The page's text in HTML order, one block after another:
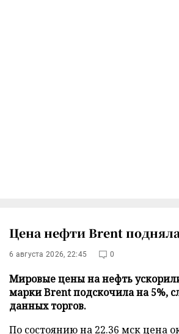
Цена нефти Brent
6 августа 2026, 22:45 0
Мировые цены на нефть
марки Brent подскочила на 5%,
данных торгов.
По состоянию на 22.36 мск цена